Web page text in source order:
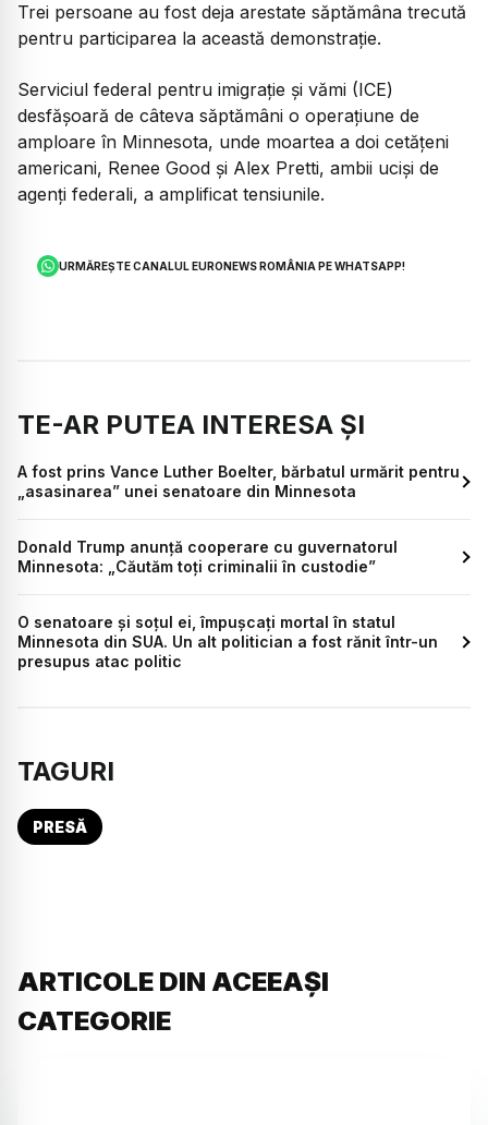
Trei persoane au fost deja arestate săptămâna trecută
pentru participarea la această demonstrație.
Serviciul federal pentru imigrație și vămi (ICE)
desfășoară de câteva săptămâni o operațiune de
amploare în Minnesota, unde moartea a doi cetățeni
americani, Renee Good și Alex Pretti, ambii uciși de
agenți federali, a amplificat tensiunile.
URMĂREȘTE CANALUL EURONEWS ROMÂNIA PE WHATSAPP!
TE-AR PUTEA INTERESA ȘI
A fost prins Vance Luther Boelter, bărbatul urmărit pentru
„asasinarea” unei senatoare din Minnesota
Donald Trump anunță cooperare cu guvernatorul
Minnesota: „Căutăm toți criminalii în custodie”
O senatoare și soțul ei, împușcați mortal în statul
Minnesota din SUA. Un alt politician a fost rănit într-un
presupus atac politic
TAGURI
PRESĂ
ARTICOLE DIN ACEEAȘI
CATEGORIE